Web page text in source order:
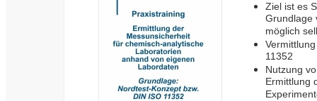
Ziel ist es
Grundlage
möglich
11352
Nutzung
Ermittlung